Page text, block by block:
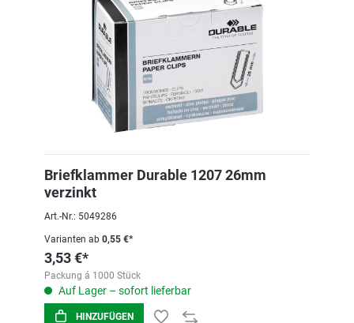
Briefklammer Durable 1207 26mm
verzinkt
Art.-Nr.: 5049286
Varianten ab 0,55 €*
3,53 €*
Packung á 1000 Stück
Auf Lager – sofort lieferbar
HINZUFÜGEN